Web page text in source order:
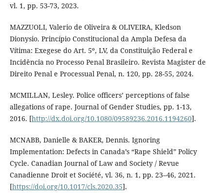
vl. 1, pp. 53-73, 2023.
MAZZUOLI, Valerio de Oliveira & OLIVEIRA, Kledson
Dionysio. Princípio Constitucional da Ampla Defesa da
Vítima: Exegese do Art. 5º, LV, da Constituição Federal e
Incidência no Processo Penal Brasileiro. Revista Magister de
Direito Penal e Processual Penal, n. 120, pp. 28-55, 2024.
MCMILLAN, Lesley. Police officers’ perceptions of false
allegations of rape. Journal of Gender Studies, pp. 1-13,
2016. [http://dx.doi.org/10.1080/09589236.2016.1194260].
MCNABB, Danielle & BAKER, Dennis. Ignoring
Implementation: Defects in Canada’s “Rape Shield” Policy
Cycle. Canadian Journal of Law and Society / Revue
Canadienne Droit et Société, vl. 36, n. 1, pp. 23–46, 2021.
[https://doi.org/10.1017/cls.2020.35].